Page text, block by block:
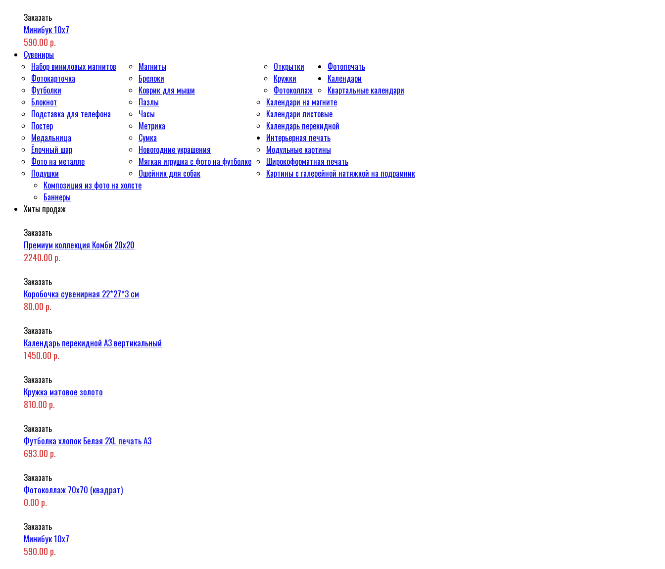
Заказать
Минибук 10х7
590.00 р.
Сувениры
Набор виниловых магнитов
Фотокарточка
Футболки
Блокнот
Подставка для телефона
Постер
Медальница
Ёлочный шар
Фото на металле
Подушки
Магниты
Брелоки
Коврик для мыши
Пазлы
Часы
Метрика
Сумка
Новогодние украшения
Мягкая игрушка с фото на футболке
Ошейник для собак
Открытки
Кружки
Фотоколлаж
Фотопечать
Календари
Квартальные календари
Календари на магните
Календари листовые
Календарь перекидной
Интерьерная печать
Модульные картины
Широкоформатная печать
Картины с галерейной натяжкой на подрамник
Композиция из фото на холсте
Баннеры
Хиты продаж
Заказать
Премиум коллекция Комби 20x20
2240.00 р.
Заказать
Коробочка сувенирная 22*27*3 см
80.00 р.
Заказать
Календарь перекидной А3 вертикальный
1450.00 р.
Заказать
Кружка матовое золото
810.00 р.
Заказать
Футболка хлопок Белая 2XL печать A3
693.00 р.
Заказать
Фотоколлаж 70x70 (квадрат)
0.00 р.
Заказать
Минибук 10х7
590.00 р.